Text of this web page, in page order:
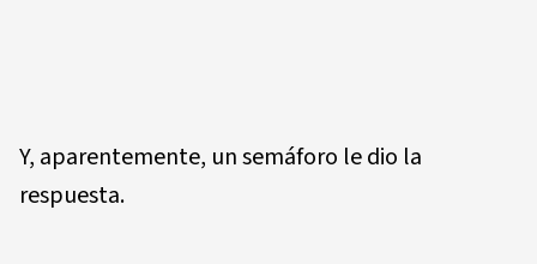
Y, aparentemente, un semáforo le dio la
respuesta.